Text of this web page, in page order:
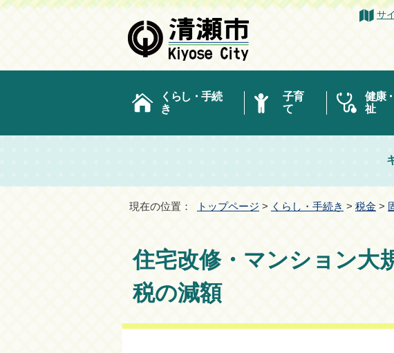
サ
くらし・手続
き
子育
て
健康
祉
現在の位置： トップページ > くらし・手続き > 税金 >
住宅改修・マンション大
税の減額